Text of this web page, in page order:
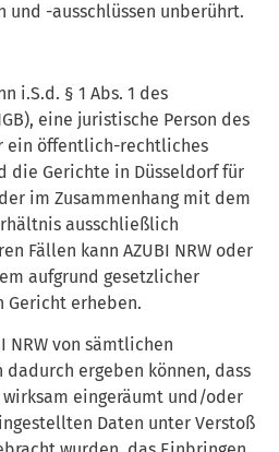
und -ausschlüssen unberührt.
i.S.d. § 1 Abs. 1 des
eine juristische Person des
ein öffentlich-rechtliches
die Gerichte in Düsseldorf für
im Zusammenhang mit dem
ausschließlich
Fällen kann AZUBI NRW oder
aufgrund gesetzlicher
Gericht erheben.
NRW von sämtlichen
ergeben können, dass
eingeräumt und/oder
Daten unter Verstoß